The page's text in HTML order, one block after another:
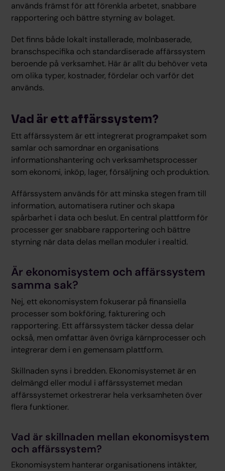
används främst för att förenkla arbetet, snabbare
rapportering och bättre styrning av bolaget.
Det finns både lokalt installerade, molnbaserade,
branschspecifika och standardiserade affärssystem
beroende på verksamhet. Här är allt du behöver veta
om olika typer, kostnader, fördelar och varför det
används.
Vad är ett affärssystem?
Ett affärssystem är ett integrerat programpaket som
samlar och samordnar en organisations
informationshantering och verksamhetsprocesser
som ekonomi, inköp, lager, försäljning och produktion.
Affärssystem används för att minska stegen fram till
information, automatisera rutiner och skapa
spårbarhet i data och beslut. En central plattform för
processer ger snabbare rapportering och bättre
styrning när data delas mellan moduler i realtid.
Är ekonomisystem och affärssystem
samma sak?
Nej, ett ekonomisystem fokuserar på finansiella
processer som bokföring, fakturering och
rapportering. Ett affärssystem täcker dessa delar
också, men omfattar även övriga kärnprocesser och
integrerar dem i en gemensam plattform.
Skillnaden syns i bredden. Ekonomisystemet är en
delmängd eller modul i affärssystemet medan
affärssystemet orkestrerar hela verksamheten över
flera funktioner.
Vad är skillnaden mellan ekonomisystem
och affärssystem?
Ekonomisystem hanterar organisationens intäkter,